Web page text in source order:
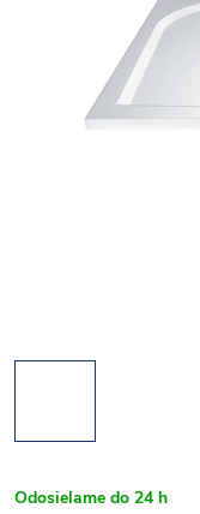
Odosielame do 24 h